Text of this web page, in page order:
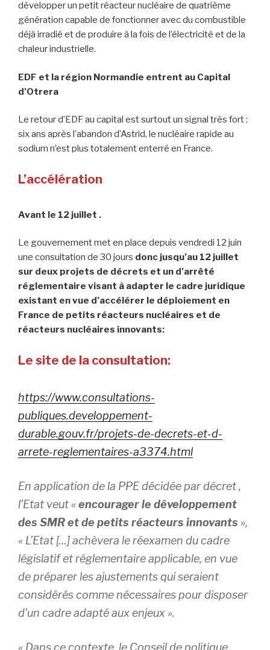
développer un petit réacteur nucléaire de quatrième
génération capable de fonctionner avec du combustible
déjà irradié et de produire à la fois de l’électricité et de la
chaleur industrielle.
EDF et la région Normandie entrent au Capital
d’Otrera
Le retour d’EDF au capital est surtout un signal très fort :
six ans après l’abandon d’Astrid, le nucléaire rapide au
sodium n’est plus totalement enterré en France.
L’accélération
Avant le 12 juillet .
Le gouvernement met en place depuis vendredi 12 juin
une consultation de 30 jours donc jusqu’au 12 juillet
sur deux projets de décrets et un d’arrêté
réglementaire visant à adapter le cadre juridique
existant en vue d’accélérer le déploiement en
France de petits réacteurs nucléaires et de
réacteurs nucléaires innovants:
Le site de la consultation:
https://www.consultations-
publiques.developpement-
durable.gouv.fr/projets-de-decrets-et-d-
arrete-reglementaires-a3374.html
En application de la PPE décidée par décret ,
l’Etat veut «encourager le développement
des SMR et de petits réacteurs innovants »,
« L’Etat […] achèvera le réexamen du cadre
législatif et réglementaire applicable, en vue
de préparer les ajustements qui seraient
considérés comme nécessaires pour disposer
d’un cadre adapté aux enjeux ».
« Dans ce contexte, le Conseil de politique